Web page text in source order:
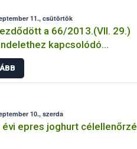
11., csütörtök
a 66/2013.(VII. 29.)
kapcsolódó
határozatok postázása.
10., szerda
évi epres joghurt